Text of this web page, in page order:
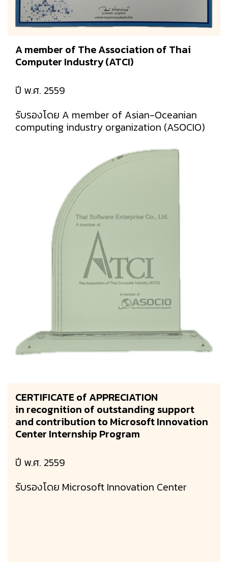
A member of The Association of Thai
Computer Industry (ATCI)
ปี พ.ศ. 2559
รับรองโดย A member of Asian-Oceanian
computing industry organization (ASOCIO)
CERTIFICATE of APPRECIATION
in recognition of outstanding support
and contribution to Microsoft Innovation
Center Internship Program
ปี พ.ศ. 2559
รับรองโดย Microsoft Innovation Center